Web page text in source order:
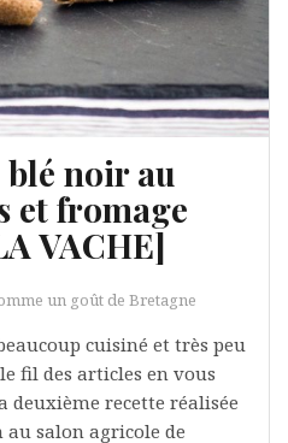
blé noir au
et fromage
VACHE]
un goût de Bretagne
cuisiné et très peu
fil des articles en vous
deuxième recette réalisée
salon agricole de